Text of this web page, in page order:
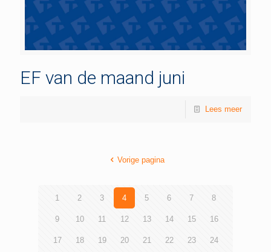
EF van de maand juni
Lees meer
Vorige pagina
1 2 3 4 5 6 7 8
9 10 11 12 13 14 15 16
17 18 19 20 21 22 23 24